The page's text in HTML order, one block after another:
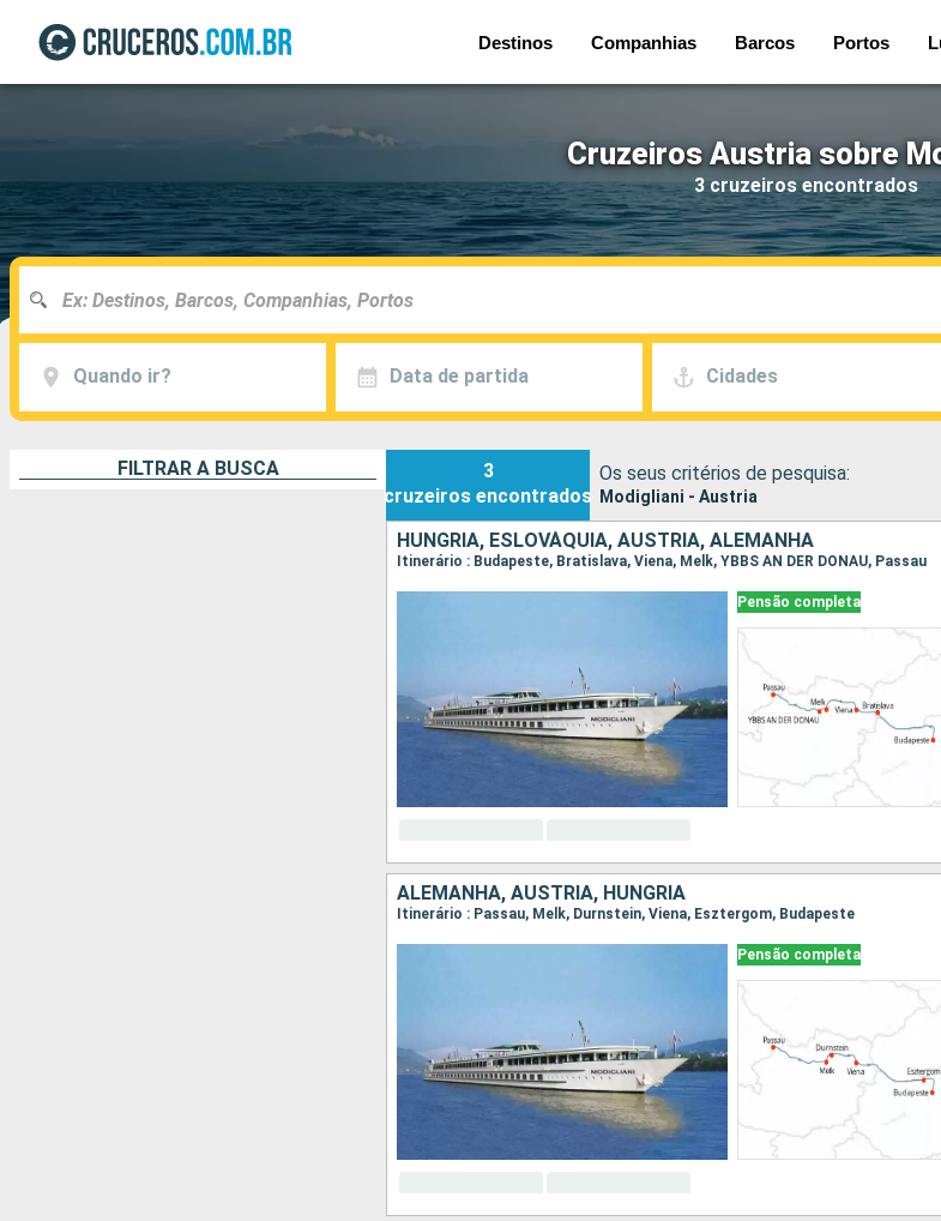
Destinos Companhias Barcos Portos
Cruzeiros Austria sobre
3 cruzeiros encontrados
Quando ir? Data de partida Cidades
FILTRAR A BUSCA
3
cruzeiros encontrados
Os seus critérios de pesquisa:
Modigliani - Austria
HUNGRIA, ESLOVÁQUIA, AUSTRIA, ALEMANHA
Itinerário : Budapeste, Bratislava, Viena, Melk, YBBS AN DER DONAU, Passau
Pensão completa
ALEMANHA, AUSTRIA, HUNGRIA
Itinerário : Passau, Melk, Durnstein, Viena, Esztergom, Budapeste
Pensão completa